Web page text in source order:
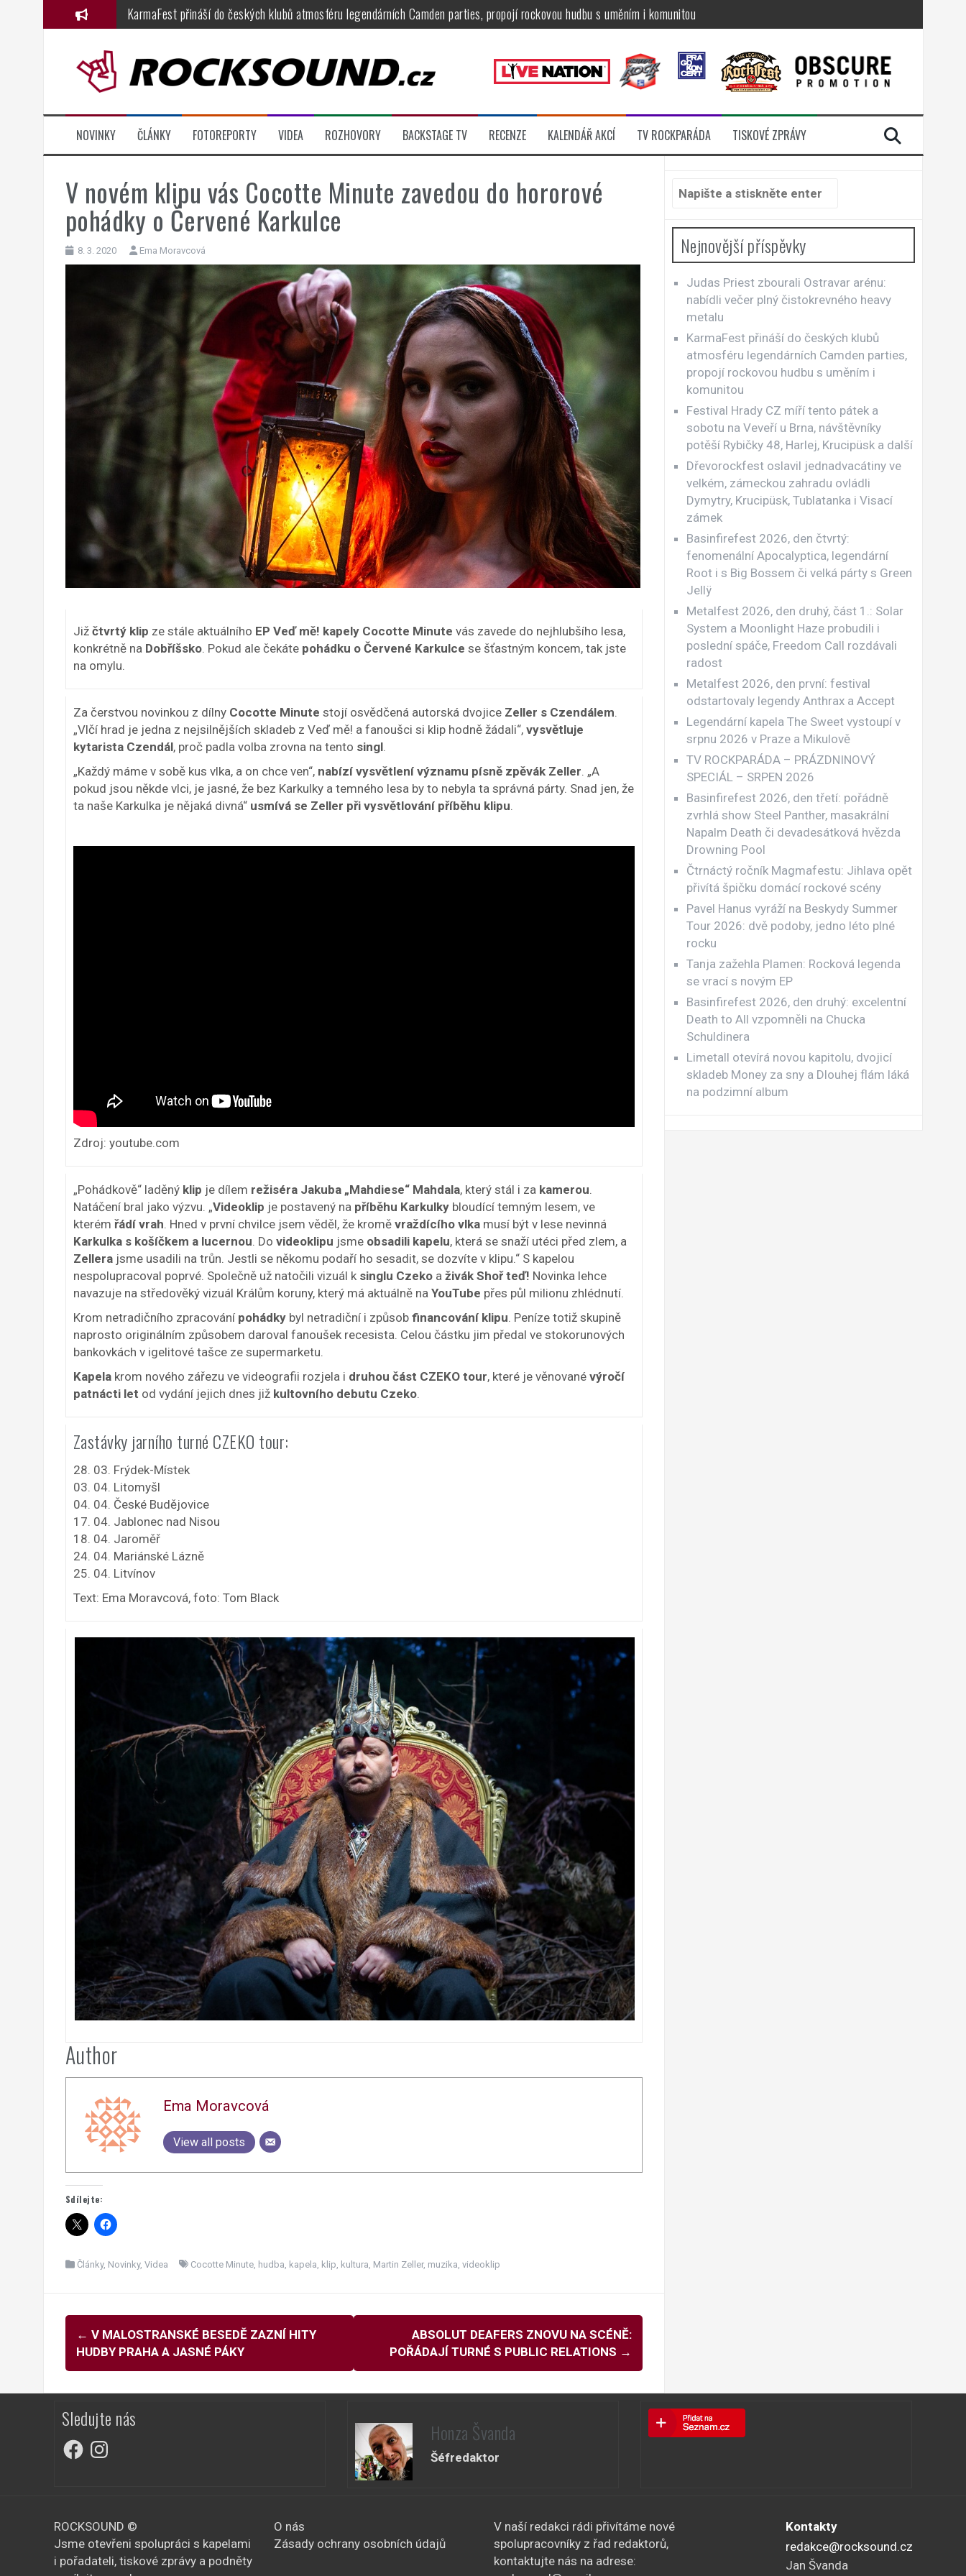
KarmaFest přináší do českých klubů atmosféru legendárních Camden parties, propojí rockovou hudbu s uměním i komunitou
Dřevorockfest oslavil jednadvacátiny ve velkém, zámeckou zahradu ovládli Dymytry, Krucipüsk, Tublatanka i Visací zámek
Metalfest 2026, den druhý, část 1.: Solar System a Moonlight Haze probudili i poslední spáče, Freedom Call rozdávali radost
Judas Priest zbourali Ostravar arénu: nabídli večer plný čistokrevného heavy metalu
NOVINKY ČLÁNKY FOTOREPORTY VIDEA ROZHOVORY BACKSTAGE TV RECENZE KALENDÁŘ AKCÍ TV ROCKPARÁDA TISKOVÉ ZPRÁVY
V novém klipu vás Cocotte Minute zavedou do hororové
pohádky o Červené Karkulce
8. 3. 2020 Ema Moravcová
Již čtvrtý klip ze stále aktuálního EP Veď mě! kapely Cocotte Minute vás zavede do nejhlubšího lesa,
konkrétně na Dobříšsko. Pokud ale čekáte pohádku o Červené Karkulce se šťastným koncem, tak jste
na omylu.
Za čerstvou novinkou z dílny Cocotte Minute stojí osvědčená autorská dvojice Zeller s Czendálem.
„Vlčí hrad je jedna z nejsilnějších skladeb z Veď mě! a fanoušci si klip hodně žádali“, vysvětluje
kytarista Czendál, proč padla volba zrovna na tento singl.
„Každý máme v sobě kus vlka, a on chce ven“, nabízí vysvětlení významu písně zpěvák Zeller. „A
pokud jsou někde vlci, je jasné, že bez Karkulky a temného lesa by to nebyla ta správná párty. Snad jen, že
ta naše Karkulka je nějaká divná“ usmívá se Zeller při vysvětlování příběhu klipu.
Zdroj: youtube.com
„Pohádkově“ laděný klip je dílem režiséra Jakuba „Mahdiese“ Mahdala, který stál i za kamerou
Natáčení bral jako výzvu. „Videoklip je postavený na příběhu Karkulkybloudící temným lesem, ve
kterém řádí vrah . Hned v první chvilce jsem věděl, že kromě vraždícího vlkamusí být v lese nevinná
Karkulka s košíčkem a lucernou . Do videoklipu jsme obsadili kapelu, která se snaží utéci před zlem, a
Zellerajsme usadili na trůn. Jestli se někomu podaří ho sesadit, se dozvíte v klipu.“ S kapelou
nespolupracoval poprvé. Společně už natočili vizuál k singlu Czekoa živák Shoř teď! Novinka lehce
navazuje na středověký vizuál Králům koruny, který má aktuálně na YouTube přes půl milionu zhlédnutí.
Krom netradičního zpracování pohádkybyl netradiční i způsob financování klipu . Peníze totiž skupině
naprosto originálním způsobem daroval fanoušek recesista. Celou částku jim předal ve stokorunových
bankovkách v igelitové tašce ze supermarketu.
Kapelakrom nového zářezu ve videografii rozjela i druhou část CZEKO tour, které je věnované výročí
patnácti let od vydání jejich dnes již kultovního debutu Czeko.
Zastávky jarního turné CZEKO tour:
28. 03. Frýdek-Místek
03. 04. Litomyšl
04. 04. České Budějovice
17. 04. Jablonec nad Nisou
18. 04. Jaroměř
24. 04. Mariánské Lázně
25. 04. Litvínov
Text: Ema Moravcová, foto: Tom Black
Author
Ema Moravcová
View all posts
Sdílejte:
Články, Novinky, Videa Cocotte Minute, hudba kapela klip kultura Martin Zeller, muzika videoklip
Navigace
pro
příspěvky
← V MALOSTRANSKÉ BESEDĚ ZAZNÍ HITY
HUDBY PRAHA A JASNÉ PÁKY
ABSOLUT DEAFERS ZNOVU NA SCÉNĚ:
POŘÁDAJÍ TURNÉ S PUBLIC RELATIONS →
Hledat:
Nejnovější příspěvky
Judas Priest zbourali Ostravar arénu:
nabídli večer plný čistokrevného heavy
metalu
KarmaFest přináší do českých klubů
atmosféru legendárních Camden parties,
propojí rockovou hudbu s uměním i
komunitou
Festival Hrady CZ míří tento pátek a
sobotu na Veveří u Brna, návštěvníky
potěší Rybičky 48, Harlej, Krucipüsk a další
Dřevorockfest oslavil jednadvacátiny ve
velkém, zámeckou zahradu ovládli
Dymytry, Krucipüsk, Tublatanka i Visací
zámek
Basinfirefest 2026, den čtvrtý:
fenomenální Apocalyptica, legendární
Root i s Big Bossem či velká párty s Green
Jellÿ
Metalfest 2026, den druhý, část 1.: Solar
System a Moonlight Haze probudili i
poslední spáče, Freedom Call rozdávali
radost
Metalfest 2026, den první: festival
odstartovaly legendy Anthrax a Accept
Legendární kapela The Sweet vystoupí v
srpnu 2026 v Praze a Mikulově
TV ROCKPARÁDA – PRÁZDNINOVÝ
SPECIÁL – SRPEN 2026
Basinfirefest 2026, den třetí: pořádně
zvrhlá show Steel Panther, masakrální
Napalm Death či devadesátková hvězda
Drowning Pool
Čtrnáctý ročník Magmafestu: Jihlava opět
přivítá špičku domácí rockové scény
Pavel Hanus vyráží na Beskydy Summer
Tour 2026: dvě podoby, jedno léto plné
rocku
Tanja zažehla Plamen: Rocková legenda
se vrací s novým EP
Basinfirefest 2026, den druhý: excelentní
Death to All vzpomněli na Chucka
Schuldinera
Limetall otevírá novou kapitolu, dvojicí
skladeb Money za sny a Dlouhej flám láká
na podzimní album
Sledujte nás
FacebookInstagram Honza Švanda
Šéfredaktor
ROCKSOUND ©
Jsme otevřeni spolupráci s kapelami
i pořadateli, tiskové zprávy a podněty
O nás
Zásady ochrany osobních údajů
V naší redakci rádi přivítáme nové
spolupracovníky z řad redaktorů,
kontaktujte nás na adrese:
Kontakty
redakce@rocksound.cz
Jan Švanda